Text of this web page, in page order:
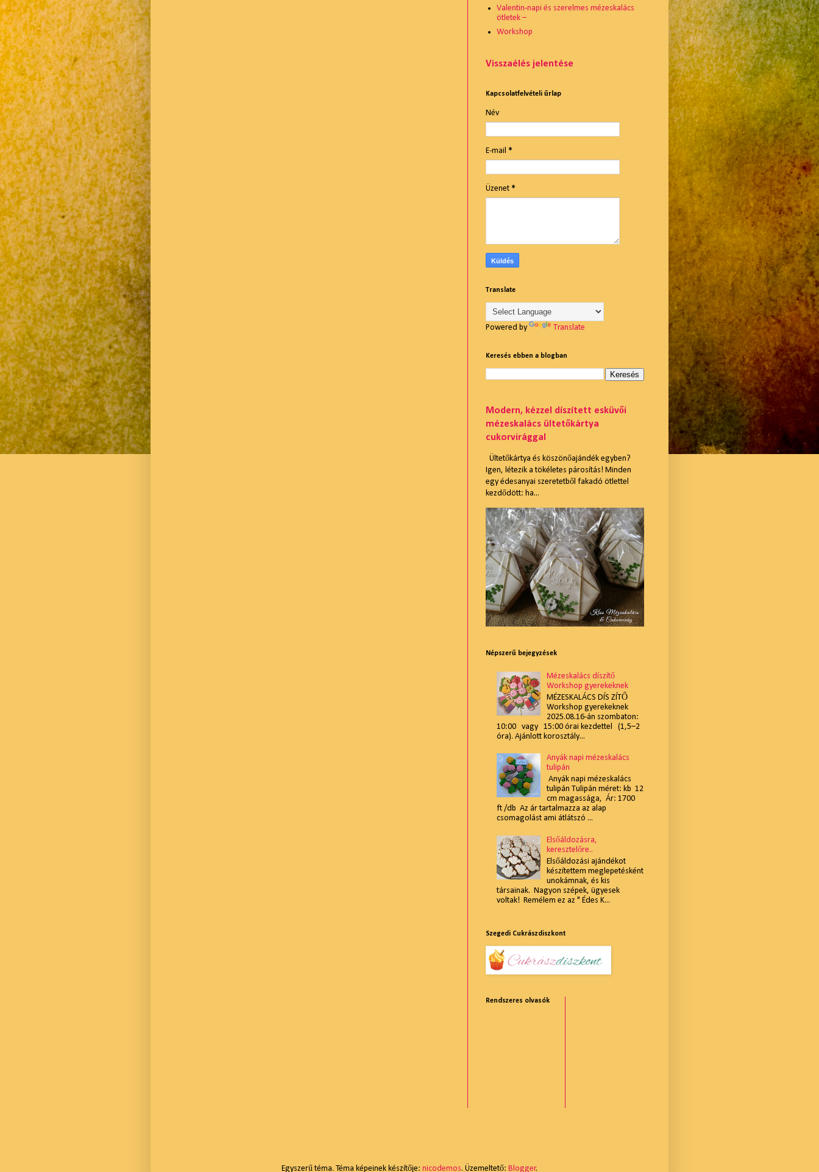
Valentin-napi és szerelmes mézeskalács
ötletek –
Workshop
Visszaélés jelentése
Kapcsolatfelvételi űrlap
Név
E-mail *
Üzenet *
Translate
Powered by Translate
Keresés ebben a blogban
Modern, kézzel díszített esküvői
mézeskalács ültetőkártya
cukorvirággal
Ültetőkártya és köszönőajándék egyben?
Igen, létezik a tökéletes párosítás! Minden
egy édesanyai szeretetből fakadó ötlettel
kezdődött: ha...
Népszerű bejegyzések
Mézeskalács díszítő
Workshop gyerekeknek
MÉZESKALÁCS DÍS ZÍTŐ
Workshop gyerekeknek
2025.08.16-án szombaton:
10:00 vagy 15:00 órai kezdettel (1,5–2
óra). Ajánlott korosztály...
Anyák napi mézeskalács
tulipán
Anyák napi mézeskalács
tulipán Tulipán méret: kb 12
cm magassága, Ár: 1700
ft /db Az ár tartalmazza az alap
csomagolást ami átlátszó ...
Elsőáldozásra,
keresztelőre..
Elsőáldozási ajándékot
készítettem meglepetésként
unokámnak, és kis
társainak. Nagyon szépek, ügyesek
voltak! Remélem ez az " Édes K...
Szegedi Cukrászdiszkont
Rendszeres olvasók
Egyszerű téma. Téma képeinek készítője: nicodemos. Üzemeltető: Blogger.